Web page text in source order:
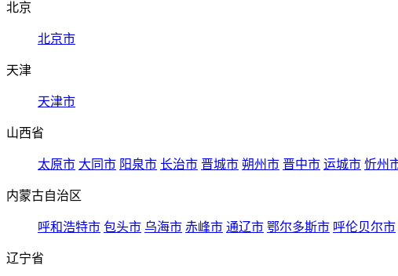
北京
北京市
天津
天津市
山西省
太原市 大同市 阳泉市 长治市 晋城市 朔州市 晋中市 运城市 忻州
内蒙古自治区
呼和浩特市 包头市 乌海市 赤峰市 通辽市 鄂尔多斯市 呼伦贝尔市
辽宁省